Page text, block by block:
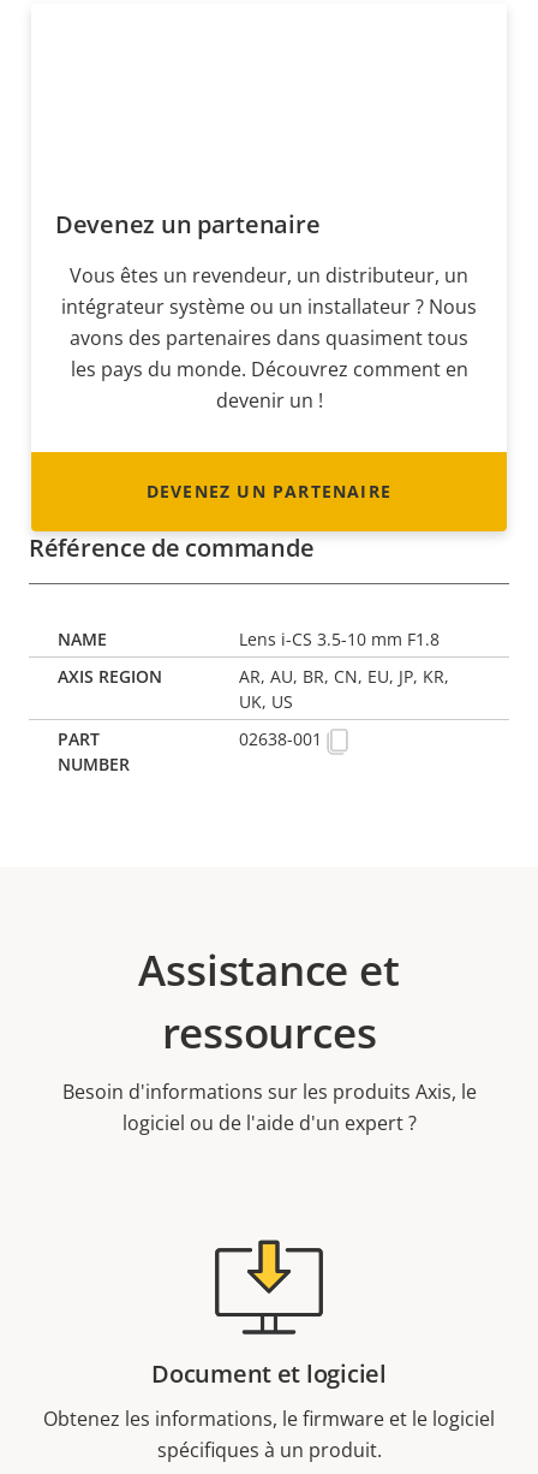
Devenez un partenaire
Vous êtes un revendeur, un distributeur, un
intégrateur système ou un installateur ? Nous
avons des partenaires dans quasiment tous
les pays du monde. Découvrez comment en
devenir un !
DEVENEZ UN PARTENAIRE
Référence de commande
Lens i-CS 3.5-10 mm F1.8
AR, AU, BR, CN, EU, JP, KR,
UK, US
02638-001
Assistance et
ressources
Besoin d'informations sur les produits Axis, le
logiciel ou de l'aide d'un expert ?
Document et logiciel
Obtenez les informations, le firmware et le logiciel
spécifiques à un produit.